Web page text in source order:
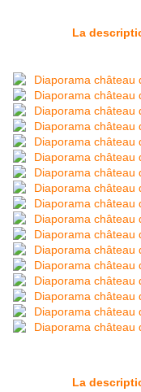
La
La